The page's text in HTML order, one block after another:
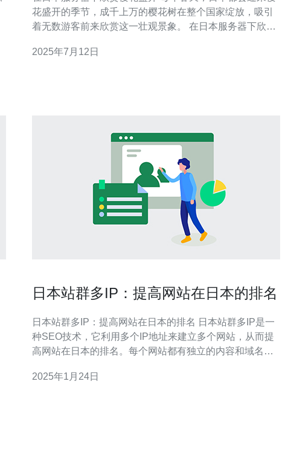
花盛开的季节，成千上万的樱花树在整个国家绽放，吸引
着无数游客前来欣赏这一壮观景象。 在日本服务器下欣赏
片和视频，感受仿佛置身于樱花海洋中的视觉盛宴。 通过
2025年7月12日
日本站群多IP：提高网站在日本的排名
日本站群多IP：提高网站在日本的排名 日本站群多IP是一
种SEO技术，它利用多个IP地址来建立多个网站，从而提
高网站在日本的排名。每个网站都有独立的内容和域名，
搜索引擎中的曝光度，提高网站的流量和排名。 在日本市
2025年1月24日